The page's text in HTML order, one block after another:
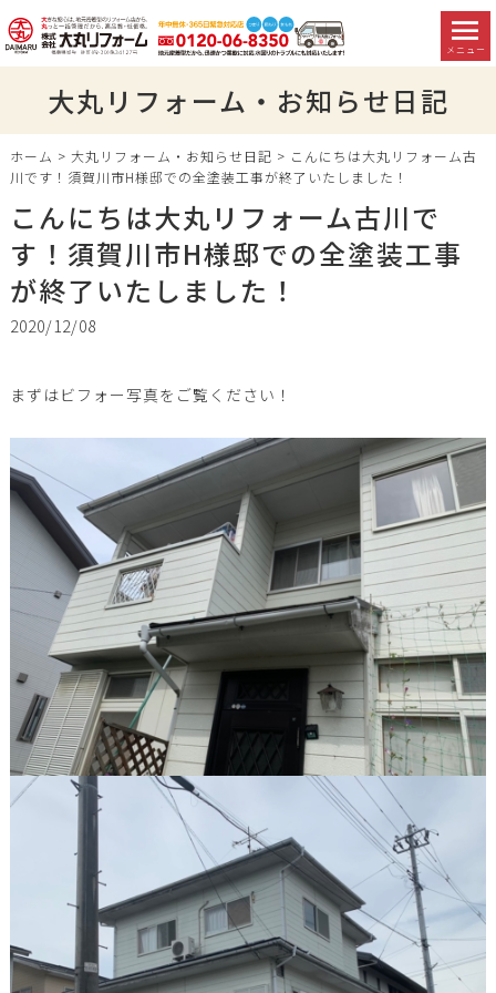
メニュー
大丸リフォーム・お知らせ日記
ホーム > 大丸リフォーム・お知らせ日記 > こんにちは大丸リフォーム古
川です！須賀川市H様邸での全塗装工事が終了いたしました！
こんにちは大丸リフォーム古川で
す！須賀川市H様邸での全塗装工事
が終了いたしました！
2020/12/08
まずはビフォー写真をご覧ください！